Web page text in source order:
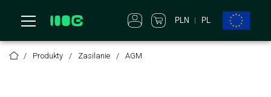
PLN PL
Produkty Zasilanie AGM